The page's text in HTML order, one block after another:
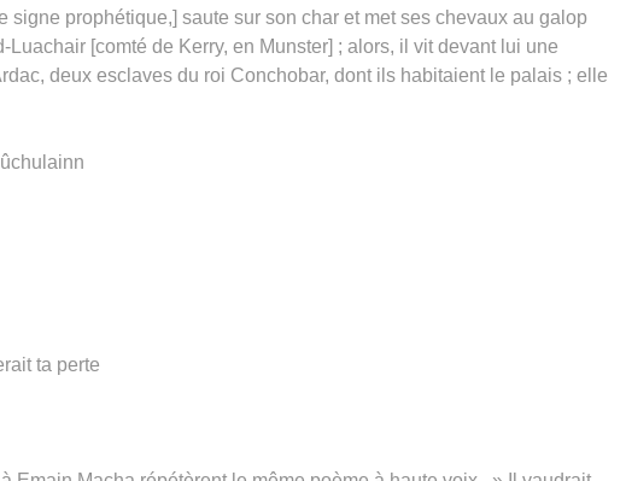
signe prophétique,] saute sur son char et met ses chevaux au galop
[comté de Kerry, en Munster] ; alors, il vit devant lui une
deux esclaves du roi Conchobar, dont ils habitaient le palais ; elle
ta perte